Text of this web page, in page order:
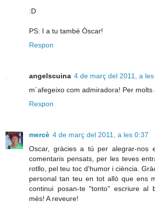
:D
PS: I a tu també Òscar!
Respon
angelscuina 4 de març del 2011, a
m´afegeixo com admiradora! Per
Respon
mercè 4 de març del 2011, a les 0:37
Oscar, gràcies a tú per alegrar-nos
comentaris pensats, per les teves
rotllo, pel teu toc d'humor i ciència.
personal tan teu en tot allò que ens
continui posan-te "tonto" escriure al
més! A reveure!